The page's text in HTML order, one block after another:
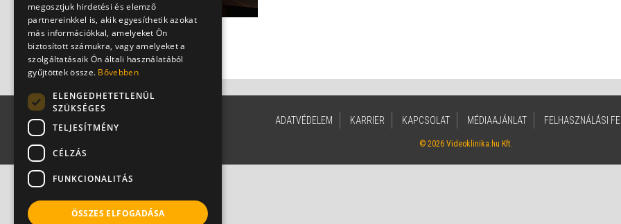
A véres széklet esete
Dr. Bene László
ADATVÉDELEM KARRIER KAPCSOLAT MÉDIAAJÁNLAT FELHASZNÁLÁSI
© 2026 Videoklinika.hu Kft.
megosztjuk hirdetési és elemző
partnereinkkel is, akik egyesíthetik azokat
más információkkal, amelyeket Ön
biztosított számukra, vagy amelyeket a
szolgáltatásaik Ön általi használatából
gyűjtöttek össze. Bővebben
ELENGEDHETETLENÜL
SZÜKSÉGES
TELJESÍTMÉNY
CÉLZÁS
FUNKCIONALITÁS
ÖSSZES ELFOGADÁSA